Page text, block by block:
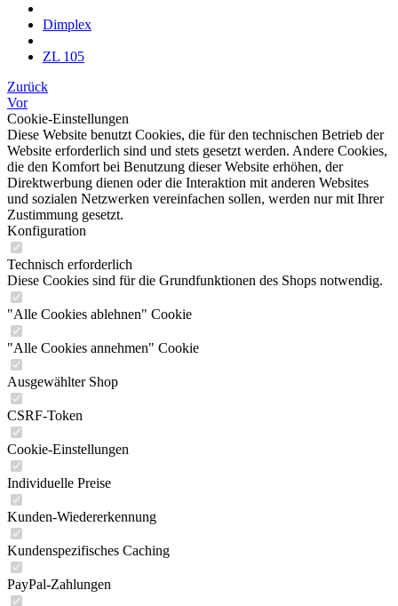
Dimplex
ZL 105
Zurück
Vor
Cookie-Einstellungen
Diese Website benutzt Cookies, die für den technischen Betrieb der
Website erforderlich sind und stets gesetzt werden. Andere Cookies,
die den Komfort bei Benutzung dieser Website erhöhen, der
Direktwerbung dienen oder die Interaktion mit anderen Websites
und sozialen Netzwerken vereinfachen sollen, werden nur mit Ihrer
Zustimmung gesetzt.
Konfiguration
Technisch erforderlich
Diese Cookies sind für die Grundfunktionen des Shops notwendig.
"Alle Cookies ablehnen" Cookie
"Alle Cookies annehmen" Cookie
Ausgewählter Shop
CSRF-Token
Cookie-Einstellungen
Individuelle Preise
Kunden-Wiedererkennung
Kundenspezifisches Caching
PayPal-Zahlungen